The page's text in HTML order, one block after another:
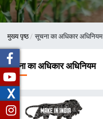
पग
चिन्ह
मुख्य पृष्ठ सूचना का अधिकार अधिनियम
सूचना का अधिकार अधिनियम
X